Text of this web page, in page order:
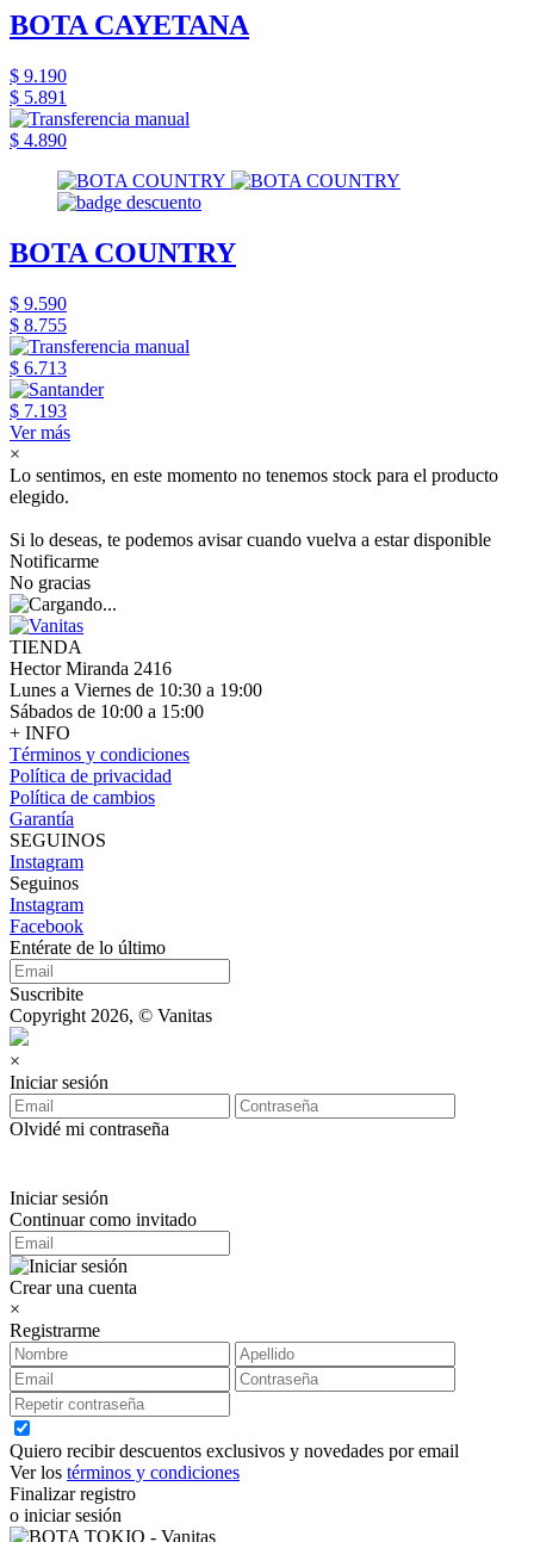
BOTA CAYETANA
$ 9.190
$ 5.891
$ 4.890
BOTA COUNTRY
$ 9.590
$ 8.755
$ 6.713
$ 7.193
Ver más
×
Lo sentimos, en este momento no tenemos stock para el producto
elegido.
Si lo deseas, te podemos avisar cuando vuelva a estar disponible
Notificarme
No gracias
TIENDA
Hector Miranda 2416
Lunes a Viernes de 10:30 a 19:00
Sábados de 10:00 a 15:00
+ INFO
Términos y condiciones
Política de privacidad
Política de cambios
Garantía
SEGUINOS
Instagram
Seguinos
Instagram
Facebook
Entérate de lo último
Suscribite
Copyright 2026, © Vanitas
×
Iniciar sesión
Olvidé mi contraseña
Iniciar sesión
Continuar como invitado
Crear una cuenta
×
Registrarme
Quiero recibir descuentos exclusivos y novedades por email
Ver los términos y condiciones
Finalizar registro
o iniciar sesión